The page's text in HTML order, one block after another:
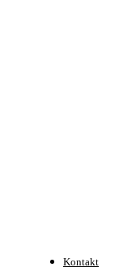
Kontakt